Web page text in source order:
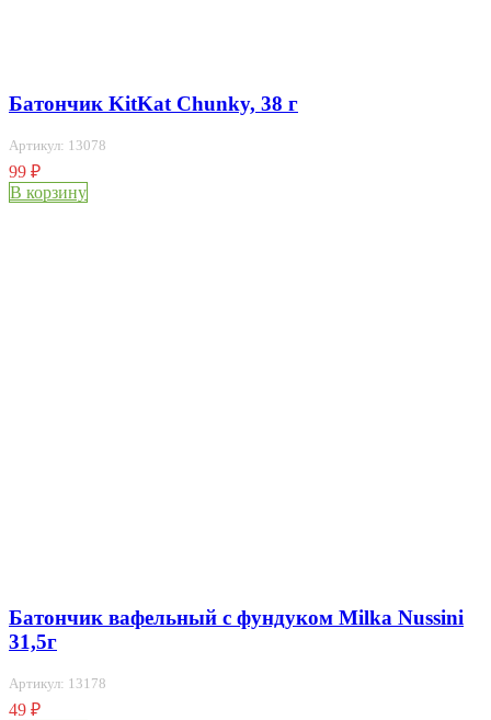
Батончик KitKat Chunky, 38 г
Артикул: 13078
99 ₽
В корзину
Батончик вафельный с фундуком Milka Nussini
31,5г
Артикул: 13178
49 ₽